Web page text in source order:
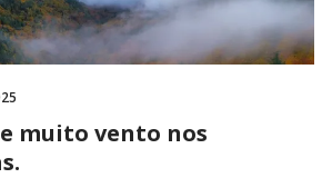
muito vento nos